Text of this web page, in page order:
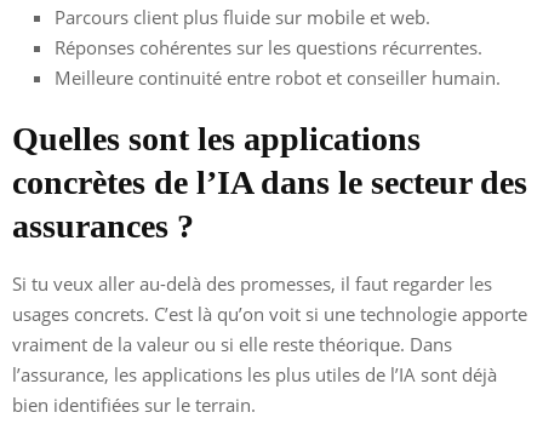
Parcours client plus fluide sur mobile et web.
Réponses cohérentes sur les questions récurrentes.
Meilleure continuité entre robot et conseiller humain.
Quelles sont les applications
concrètes de l’IA dans le secteur des
assurances ?
Si tu veux aller au-delà des promesses, il faut regarder les
usages concrets. C’est là qu’on voit si une technologie apporte
vraiment de la valeur ou si elle reste théorique. Dans
l’assurance, les applications les plus utiles de l’IA sont déjà
bien identifiées sur le terrain.